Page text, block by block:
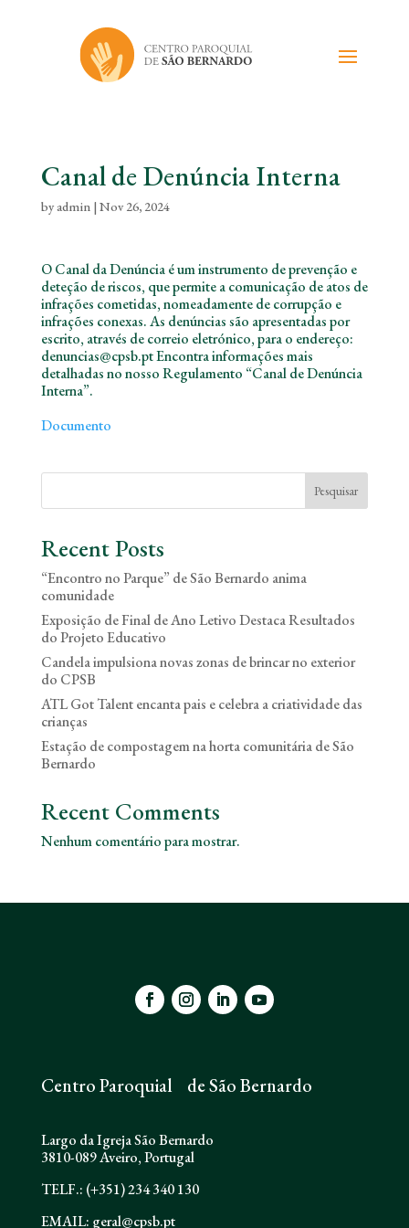
Canal de Denúncia Interna
byadmin| Nov 26, 2024
O Canal da Denúncia é um instrumento de prevenção e
deteção de riscos, que permite a comunicação de atos de
infrações cometidas, nomeadamente de corrupção e
infrações conexas. As denúncias são apresentadas por
escrito, através de correio eletrónico, para o endereço:
denuncias@cpsb.pt Encontra informações mais
detalhadas no nosso Regulamento “Canal de Denúncia
Interna”.
Documento
Pesquisar
Recent Posts
“Encontro no Parque” de São Bernardo anima
comunidade
Exposição de Final de Ano Letivo Destaca Resultados
do Projeto Educativo
Candela impulsiona novas zonas de brincar no exterior
do CPSB
ATL Got Talent encanta pais e celebra a criatividade das
crianças
Estação de compostagem na horta comunitária de São
Bernardo
Recent Comments
Nenhum comentário para mostrar.
Centro Paroquial de São Bernardo
Largo da Igreja São Bernardo
3810-089 Aveiro, Portugal
TELF.: (+351) 234 340 130
EMAIL: geral@cpsb.pt